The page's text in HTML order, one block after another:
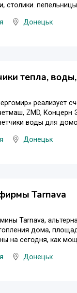
столики.
Донецьк
тепла,
реализует
ZMD, Концерн
воды для
Донецьк
Tarnava
Tarnava,
дома,
на сегодня, как
Донецьк